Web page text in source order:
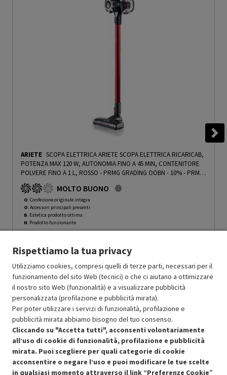
ARIETE SCOPA ELETTRICA ARIETE SCOPA ELETTRICA RICARICAB,
POTENZA MAX 120 W, AUTONOMIA FINO A 45 MIN, CONTENITORE
POLVERE FINO A 1 L, ROSSO - PRMG GRADING OOBN - 10%- PRMG
GRADING OOBN - 10%
MOLTO BUONO
O: Confezione originale integra
O: Accessori principali presenti
B: Estetica prodotto ottima
N: Prodotto funzionante
Ricondizionato Prezzo ridotto da
74.24a-15%
In Promozione 63.10
Aggiungi al carrello
SCONTO RICONDIZIONATI
Approfitta dello sconto del 15% sul prodotto ricondizionato.
Rispettiamo la tua privacy
Utilizziamo cookies, compresi quelli di terze parti, necessari per il
funzionamento del sito Web (tecnici) o che ci aiutano a ottimizzare
il nostro sito Web (funzionalità) e a visualizzare pubblicità
personalizzata (profilazione e pubblicità mirata).
Per poter utilizzare i servizi di funzionalità, profilazione e
pubblicità mirata abbiamo bisogno del tuo consenso.
Cliccando su "Accetta tutti", acconsenti volontariamente
all’uso di cookie di funzionalità, profilazione e pubblicità
mirata. Puoi scegliere per quali categorie di cookie
acconsentire o negare l’uso e puoi modificare le tue scelte
in qualsiasi momento attraverso il link “Preferenze Cookie”